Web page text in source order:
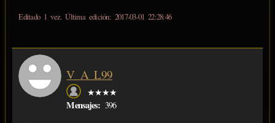
Editado 1 vez. Última edición: 2017-03-01 22:28:46
V_A_L99
★★★★
Mensajes: 396